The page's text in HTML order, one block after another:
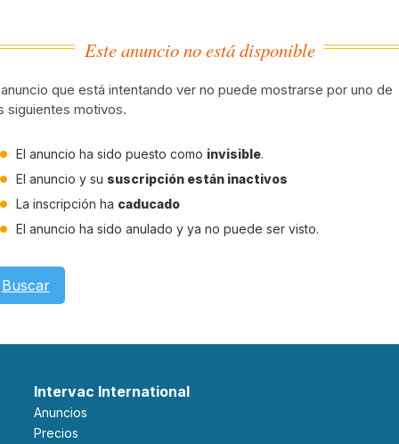
Este anuncio no está disponible
que está intentando ver no puede mostrarse por uno de
siguientes motivos.
El anuncio ha sido puesto como invisible.
El anuncio y su suscripción están inactivos
La inscripción ha caducado
El anuncio ha sido anulado y ya no puede ser visto.
Buscar
Intervac International
Anuncios
Precios